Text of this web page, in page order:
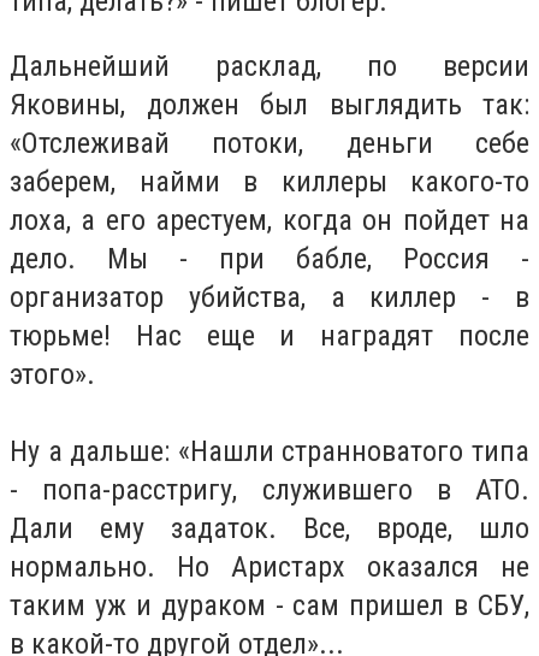
Дальнейший расклад, по версии
Яковины, должен был выглядить так:
«Отслеживай потоки, деньги себе
заберем, найми в киллеры какого-то
лоха, а его арестуем, когда он пойдет на
дело. Мы - при бабле, Россия -
организатор убийства, а киллер - в
тюрьме! Нас еще и наградят после
этого».
Ну а дальше: «Нашли странноватого типа
- попа-расстригу, служившего в АТО.
Дали ему задаток. Все, вроде, шло
нормально. Но Аристарх оказался не
таким уж и дураком - сам пришел в СБУ,
в какой-то другой отдел»...